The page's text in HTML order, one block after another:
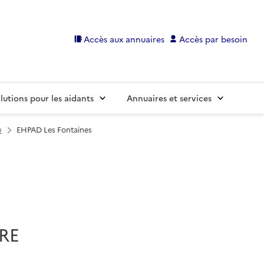
Accès aux annuaires Accès par besoin
pour les aidants Annuaires et services
EHPAD Les Fontaines